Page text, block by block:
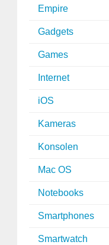
Empire
Gadgets
Games
Internet
iOS
Kameras
Konsolen
Mac OS
Notebooks
Smartphones
Smartwatch